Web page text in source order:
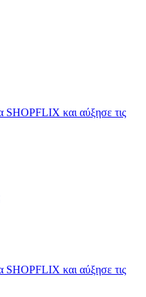
SHOPFLIX και αύξησε τις
SHOPFLIX και αύξησε τις